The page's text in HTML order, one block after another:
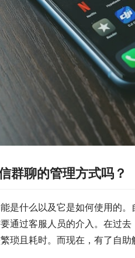
群聊的管理方式吗？
是什么以及它是如何使用的
通过客服人员的介入。在过
琐且耗时。而现在，有了自助